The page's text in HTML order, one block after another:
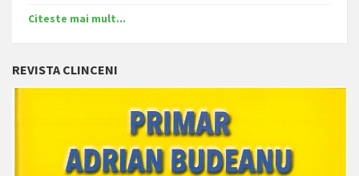
Citeste mai mult...
REVISTA CLINCENI